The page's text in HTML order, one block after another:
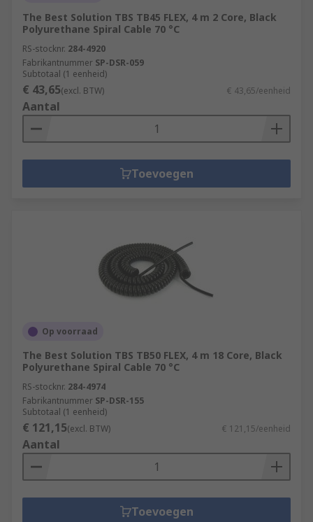
The Best Solution TBS TB45 FLEX, 4 m 2 Core, Black
Polyurethane Spiral Cable 70 °C
RS-stocknr. 284-4920
Fabrikantnummer SP-DSR-059
Subtotaal (1 eenheid)
€ 43,65(excl. BTW) € 43,65/eenheid
Aantal
Toevoegen
Op voorraad
The Best Solution TBS TB50 FLEX, 4 m 18 Core, Black
Polyurethane Spiral Cable 70 °C
RS-stocknr. 284-4974
Fabrikantnummer SP-DSR-155
Subtotaal (1 eenheid)
€ 121,15(excl. BTW) € 121,15/eenheid
Aantal
Toevoegen